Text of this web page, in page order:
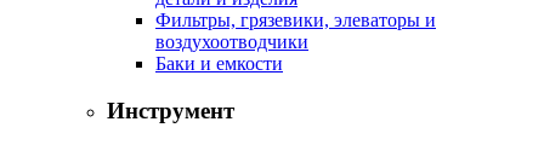
Фильтры, грязевики, элеваторы и
воздухоотводчики
Баки и емкости
Инструмент